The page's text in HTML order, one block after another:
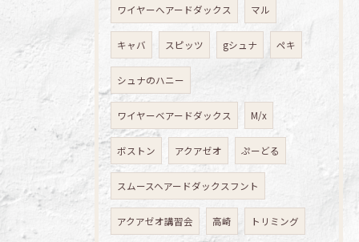
ワイヤーへアードダックス マル
キャバ スピッツ gシュナ ペキ
シュナのハニー
ワイヤーベアードダックス M/x
ボストン アクアゼオ ぷーどる
スムースヘアードダックスフント
アクアゼオ講習会 高崎 トリミング